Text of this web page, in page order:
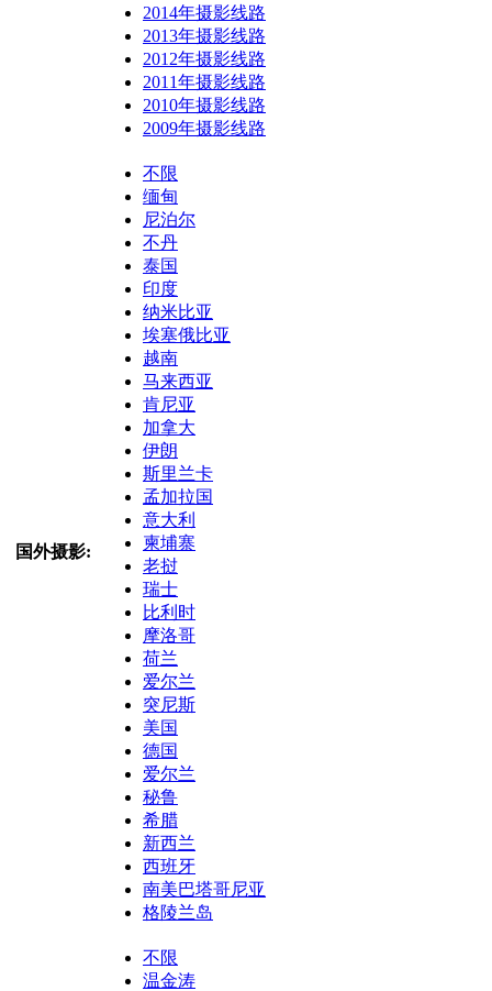
2014年摄影线路
2013年摄影线路
2012年摄影线路
2011年摄影线路
2010年摄影线路
2009年摄影线路
国外摄影:
不限
缅甸
尼泊尔
不丹
泰国
印度
纳米比亚
埃塞俄比亚
越南
马来西亚
肯尼亚
加拿大
伊朗
斯里兰卡
孟加拉国
意大利
柬埔寨
老挝
瑞士
比利时
摩洛哥
荷兰
爱尔兰
突尼斯
美国
德国
爱尔兰
秘鲁
希腊
新西兰
西班牙
南美巴塔哥尼亚
格陵兰岛
不限
温金涛